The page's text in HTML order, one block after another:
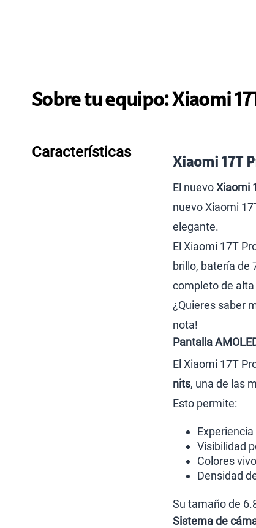
Sobre tu equipo:Xiaomi
Características
Xiaomi 17T
El nuevoXiaomi
nuevo Xiaomi
elegante.
El Xiaomi 17T
brillo, batería de
completo de
¿Quieres saber
nota!
Pantalla
El Xiaomi 17T
nits, una de las
Esto permite:
Visibilidad
Colores
Densidad
Su tamaño de
Sistema de